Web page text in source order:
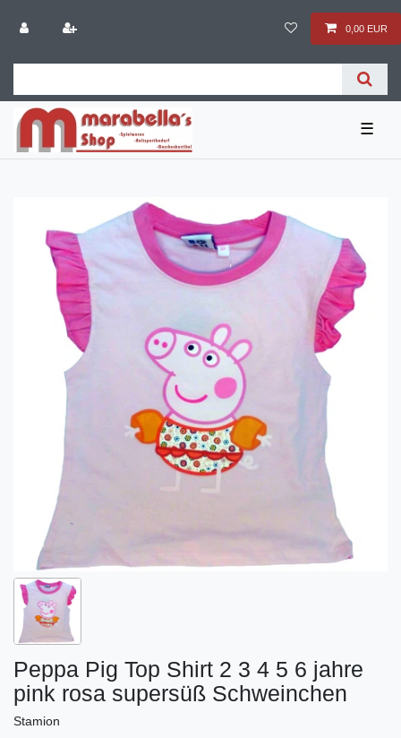
0,00 EUR
☰
Peppa Pig Top Shirt 2 3 4 5 6 jahre
pink rosa supersüß Schweinchen
Stamion